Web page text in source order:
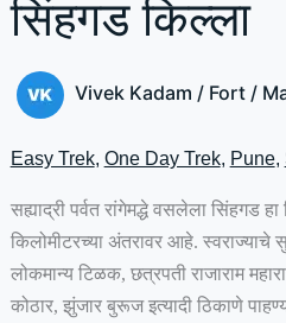
सिंहगड किल्ला
Vivek Kadam / Fort/
Easy Trek, One Day Trek, Pune,
सह्याद्री पर्वत रांगेमद्धे वसलेला सिंहगड
किलोमीटरच्या अंतरावर आहे. स्वराज्याचे
लोकमान्य टिळक, छत्रपती राजाराम
कोठार, झुंजार बुरूज इत्यादी ठिकाणे